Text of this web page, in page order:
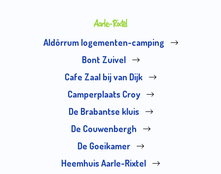
Aarle-Rixtel
Aldörrum logementen-camping
Bont Zuivel
Cafe Zaal bij van Dijk
Camperplaats Croy
De Brabantse kluis
De Couwenbergh
De Goeikamer
Heemhuis Aarle-Rixtel